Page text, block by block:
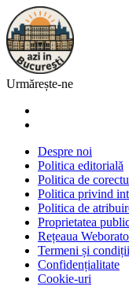
Urmărește-ne
Despre noi
Politica editorială
Politica de
Politica privind
Politica de
Proprietatea
Rețeaua
Termeni și condiții
Confidențialitate
Cookie-uri